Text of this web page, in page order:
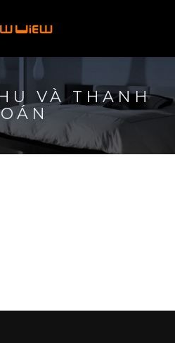
VÀ THANH